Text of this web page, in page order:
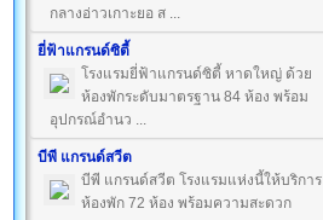
กลางอ่าวเกาะยอ ส ...
ยี่ฟ้าแกรนด์ซิตี้
โรงแรมยี่ฟ้าแกรนด์ซิตี้ หาดใหญ่ ด้วย
ห้องพักระดับมาตรฐาน 84 ห้อง พร้อม
อุปกรณ์อำนว ...
บีพี แกรนด์สวีต
บีพี แกรนด์สวีต โรงแรมแห่งนี้ให้บริการ
ห้องพัก 72 ห้อง พร้อมความสะดวก